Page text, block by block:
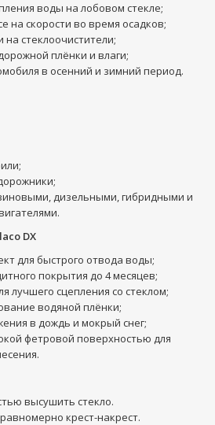
воды на лобовом стекле;
на скорости во время осадков;
на стеклоочистители;
плёнки и влаги;
в осенний и зимний период.
дизельными, гибридными и
DX
для быстрого отвода воды;
покрытия до 4 месяцев;
лучшего сцепления со стеклом;
водяной плёнки;
в дождь и мокрый снег;
фетровой поверхностью для
высушить стекло.
крест-накрест.